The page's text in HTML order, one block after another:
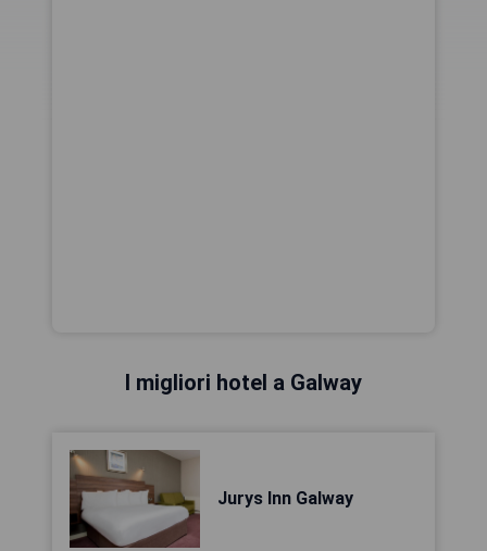
I migliori hotel a Galway
Jurys Inn Galway